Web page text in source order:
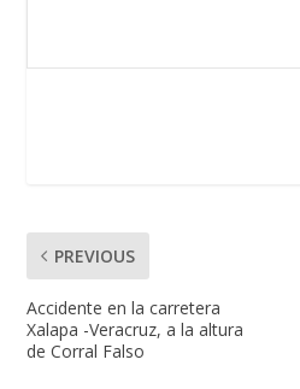
PREVIOUS
Accidente en la carretera
Xalapa -Veracruz, a la altura
de Corral Falso